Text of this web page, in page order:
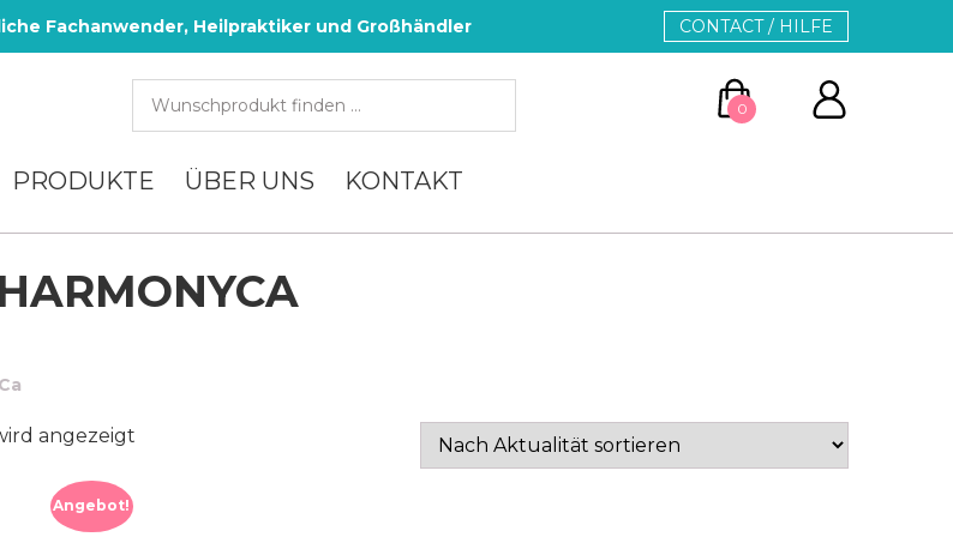
Fachanwender, Heilpraktiker und Großhändler CONTACT / HILFE
0
WEITER EINKAUFEN
PRODUKTE ÜBER UNS KONTAKT
HARMONYCA
angezeigt
Angebot!